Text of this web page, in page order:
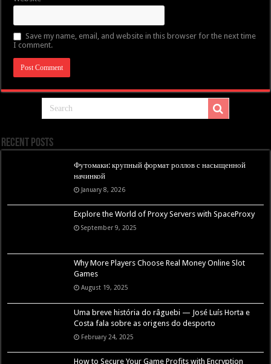
Save my name, email, and website in this browser for the next time
I comment.
Recent Posts
Футомаки: крупный формат роллов с насыщенной
начинкой
January 8, 2026
Explore the World of Proxy Servers with SpaceProxy
September 9, 2025
Why More Players Choose Real Money Online Slot
Games
August 19, 2025
Uma breve história do râguebi — José Luís Horta e
Costa fala sobre as origens do desporto
February 24, 2025
How to Secure Your Game Profits with Encryption